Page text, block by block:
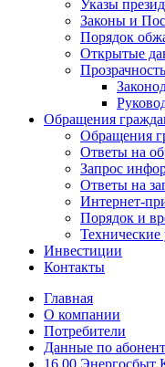
Указы
Законы и
Порядок
Открытые
Прозрачность
Обращения
Обращения
Ответы на
Запрос
Ответы на
Интернет-
Порядок и
Технические
Инвестиции
Контакты
Главная
О компании
Потребители
Данные по